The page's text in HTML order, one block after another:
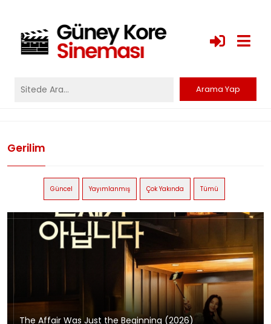
Gerilim
Güncel Yayımlanmış Çok Yakında Tümü
The Affair Was Just the Beginning (2026)